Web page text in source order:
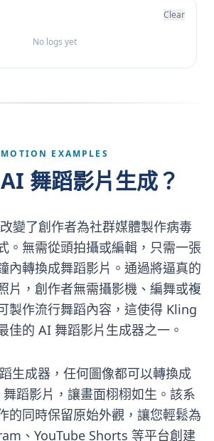
Clear
No logs yet
MOTION EXAMPLES
舞蹈影片生成？
變了創作者為社群媒體製作病毒
。無需從頭拍攝或編輯，只需一張
內轉換成舞蹈影片。通過將逼真的
片，創作者無需攝影機、編舞或複
製作流行舞蹈內容，這使得 Kling
佳的 AI 舞蹈影片生成器之一。
生成器，任何圖像都可以轉換成
蹈影片，讓畫面栩栩如生。該系
的同時保留原始外觀，讓您輕鬆為
、YouTube Shorts 等平台創建